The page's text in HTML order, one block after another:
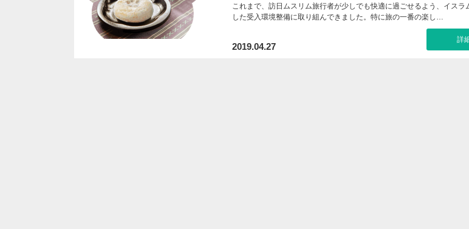
これまで、訪日ムスリム旅行者が少しでも快適に過ごせるよう、イスラ
した受入環境整備に取り組んできました。特に旅の一番の楽し…
2019.04.27
詳